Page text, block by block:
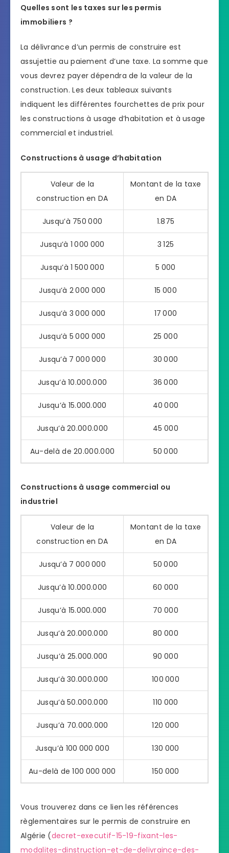
Quelles sont les taxes sur les permis
immobiliers ?
La délivrance d’un permis de construire est
assujettie au paiement d’une taxe. La somme que
vous devrez payer dépendra de la valeur de la
construction. Les deux tableaux suivants
indiquent les différentes fourchettes de prix pour
les constructions à usage d’habitation et à usage
commercial et industriel.
Constructions à usage d’habitation
Valeur de la
construction en DA
Montant de la taxe
en DA
Jusqu’à 750 000 1.875
Jusqu’à 1 000 000 3 125
Jusqu’à 1 500 000 5 000
Jusqu’à 2 000 000 15 000
Jusqu’à 3 000 000 17 000
Jusqu’à 5 000 000 25 000
Jusqu’à 7 000 000 30 000
Jusqu’à 10.000.000 36 000
Jusqu’à 15.000.000 40 000
Jusqu’à 20.000.000 45 000
Au-delà de 20.000.000 50 000
Constructions à usage commercial ou
industriel
Valeur de la
construction en DA
Montant de la taxe
en DA
Jusqu’à 7 000 000 50 000
Jusqu’à 10.000.000 60 000
Jusqu’à 15.000.000 70 000
Jusqu’à 20.000.000 80 000
Jusqu’à 25.000.000 90 000
Jusqu’à 30.000.000 100 000
Jusqu’à 50.000.000 110 000
Jusqu’à 70.000.000 120 000
Jusqu’à 100 000 000 130 000
Au-delà de 100 000 000 150 000
Vous trouverez dans ce lien les références
règlementaires sur le permis de construire en
Algérie (decret-executif-15-19-fixant-les-
modalites-dinstruction-et-de-delivraince-des-